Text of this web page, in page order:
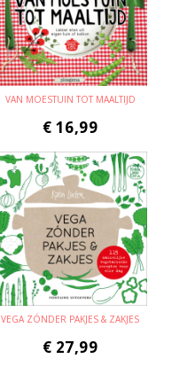
VAN MOESTUIN TOT MAALTIJD
€ 16,99
VEGA ZÓNDER PAKJES & ZAKJES
€ 27,99